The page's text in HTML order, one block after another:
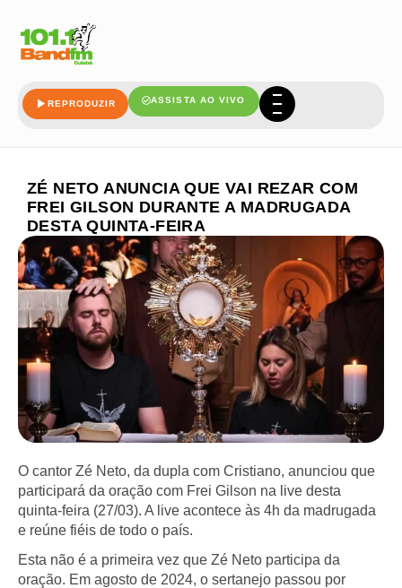
REPRODUZIR ASSISTA AO VIVO
ZÉ NETO ANUNCIA QUE VAI REZAR COM
FREI GILSON DURANTE A MADRUGADA
DESTA QUINTA-FEIRA
O cantor Zé Neto, da dupla com Cristiano, anunciou que
participará da oração com Frei Gilson na live desta
quinta-feira (27/03). A live acontece às 4h da madrugada
e reúne fiéis de todo o país.
Esta não é a primeira vez que Zé Neto participa da
oração. Em agosto de 2024, o sertanejo passou por